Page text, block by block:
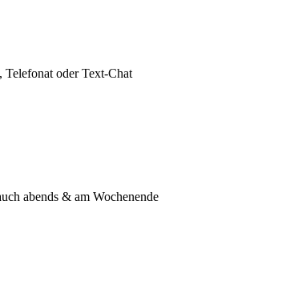
Telefonat oder Text-Chat
abends & am Wochenende